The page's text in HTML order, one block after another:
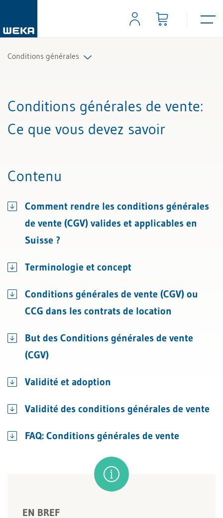
Conditions générales
Conditions générales de vente:
Ce que vous devez savoir
Contenu
Comment rendre les conditions générales
de vente (CGV) valides et applicables en
Suisse ?
Terminologie et concept
Conditions générales de vente (CGV) ou
CCG dans les contrats de location
But des Conditions générales de vente
(CGV)
Validité et adoption
Validité des conditions générales de vente
FAQ: Conditions générales de vente
EN BREF